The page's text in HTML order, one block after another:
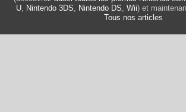
U, Nintendo 3DS, Nintendo DS, Wii) et
Tous nos articles